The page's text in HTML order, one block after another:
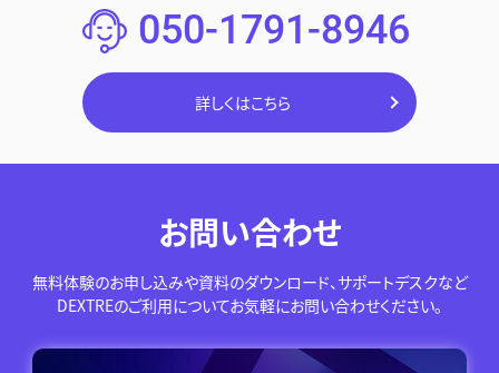
050-1791-8946
詳しくはこちら
お問い合わせ
無料体験のお申し込みや資料のダウンロード、サポートデスクなど
DEXTREのご利用についてお気軽にお問い合わせください。